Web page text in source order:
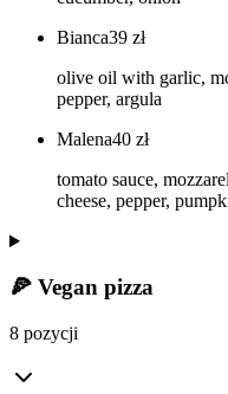
Bianca39 zł
olive oil with garlic,
pepper, argula
Malena40 zł
tomato sauce,
cheese, pepper,
🍕 Vegan pizza
8 pozycji